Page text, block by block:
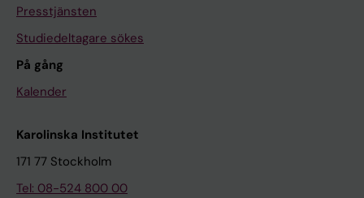
Presstjänsten
Studiedeltagare sökes
På gång
Kalender
Karolinska Institutet
171 77 Stockholm
Tel: 08-524 800 00